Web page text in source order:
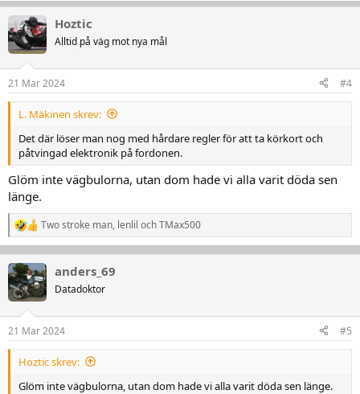
k
t
i
e
r
Hoztic
Alltid på väg mot nya mål
21 Mar 2024 #4
L. Mäkinen skrev:
Det där löser man nog med hårdare regler för att ta körkort och
påtvingad elektronik på fordonen.
Glöm inte vägbulorna, utan dom hade vi alla varit döda sen
länge.
R
e
a
k
t
i
n
e
r
Two stroke man, lenlil ochTMax500
anders_69
Datadoktor
21 Mar 2024 #5
Hoztic skrev:
Glöm inte vägbulorna, utan dom hade vi alla varit döda sen länge.